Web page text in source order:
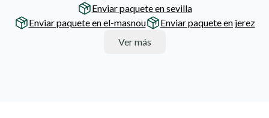
Enviar paquete en sevilla
Enviar paquete en el-masnou
Enviar paquete en jerez
Ver más